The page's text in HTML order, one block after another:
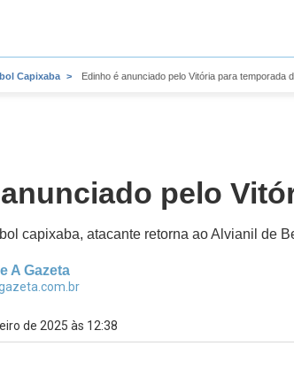
Capixaba Edinho é anunciado pelo Vitória para temporada
pelo
capixaba, atacante retorna ao Alvianil de
A Gazeta
de 2025 às 12:38